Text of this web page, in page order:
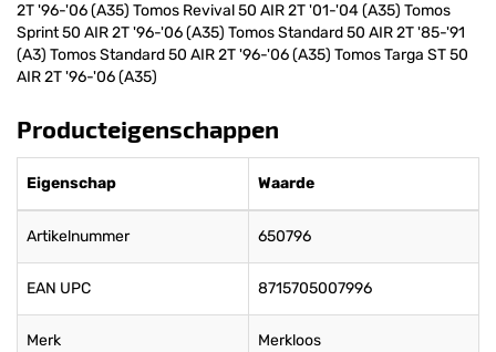
2T '96-'06 (A35) Tomos Revival 50 AIR 2T '01-'04 (A35) Tomos
Sprint 50 AIR 2T '96-'06 (A35) Tomos Standard 50 AIR 2T '85-'91
(A3) Tomos Standard 50 AIR 2T '96-'06 (A35) Tomos Targa ST 50
AIR 2T '96-'06 (A35)
Producteigenschappen
Eigenschap Waarde
Artikelnummer 650796
EAN UPC 8715705007996
Merk Merkloos